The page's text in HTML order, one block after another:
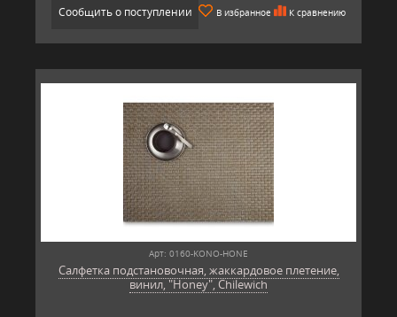
Сообщить о поступлении В избранное К сравнению
Арт: 0160-KONO-HONE
Салфетка подстановочная, жаккардовое плетение,
винил, "Honey", Chilewich